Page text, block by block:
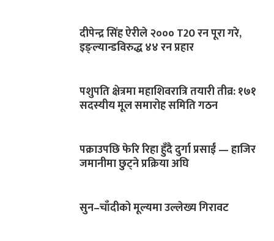
दीपेन्द्र सिंह ऐरीले २००० T20 रन पूरा गरे,
इङ्ल्यान्डविरुद्ध ४४ रन प्रहार
पशुपति क्षेत्रमा महाशिवरात्रि तयारी तीव्र: १७१
सदस्यीय मूल समारोह समिति गठन
पक्राउपछि फेरि रिहा हुँदै दुर्गा प्रसाईं — हाजिर
जमानीमा छुट्ने प्रक्रिया अघि
सुन–चाँदीको मूल्यमा उल्लेख्य गिरावट